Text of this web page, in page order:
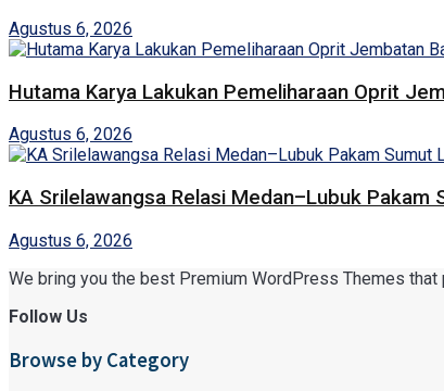
Agustus 6, 2026
Hutama Karya Lakukan Pemeliharaan Oprit
Agustus 6, 2026
KA Srilelawangsa Relasi Medan–Lubuk
Agustus 6, 2026
We bring you the best Premium WordPress Themes
Follow Us
Browse by Category